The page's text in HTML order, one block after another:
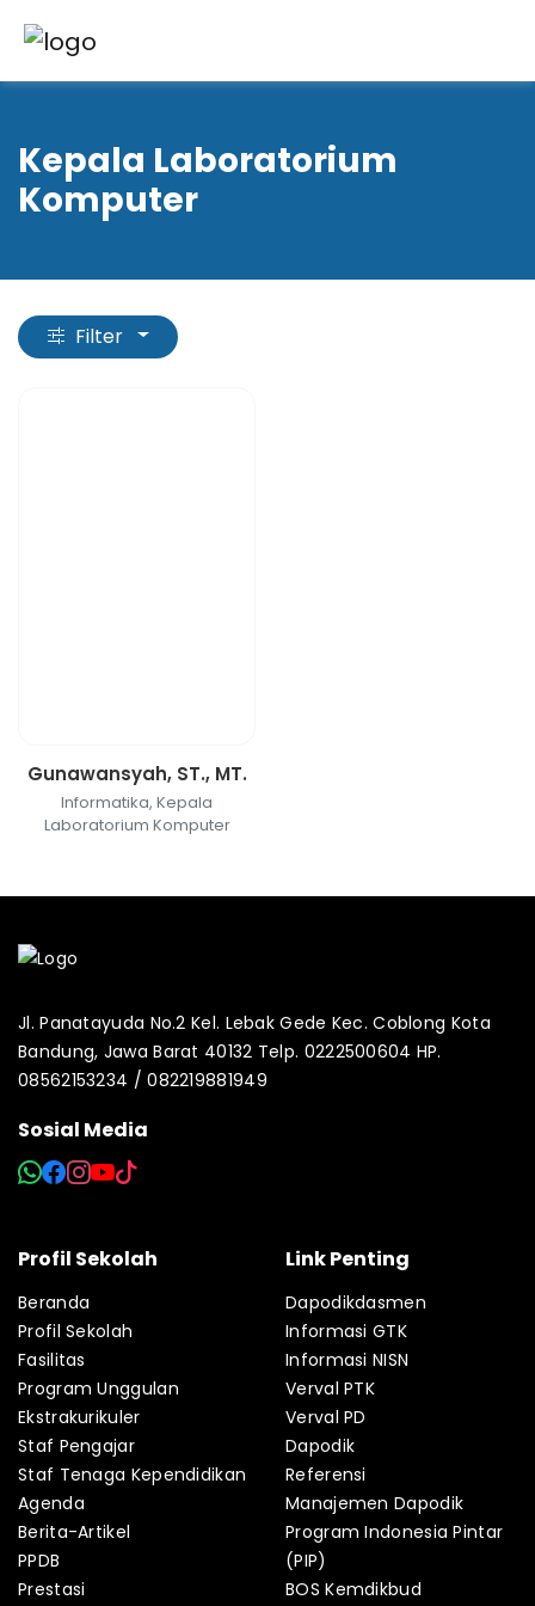
Kepala Laboratorium
Komputer
Filter
Gunawansyah, ST., MT.
Informatika, Kepala
Laboratorium Komputer
Jl. Panatayuda No.2 Kel. Lebak Gede Kec. Coblong Kota
Bandung, Jawa Barat 40132 Telp. 0222500604 HP.
08562153234 / 082219881949
Sosial Media
Profil Sekolah
Beranda
Profil Sekolah
Fasilitas
Program Unggulan
Ekstrakurikuler
Staf Pengajar
Staf Tenaga Kependidikan
Agenda
Berita-Artikel
PPDB
Prestasi
Link Penting
Dapodikdasmen
Informasi GTK
Informasi NISN
Verval PTK
Verval PD
Dapodik
Referensi
Manajemen Dapodik
Program Indonesia Pintar
(PIP)
BOS Kemdikbud